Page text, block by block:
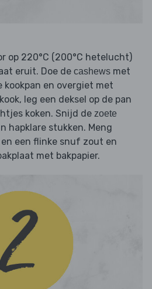
op 220°C (200°C hetelucht)
eruit. Doe de cashews met
en overgiet met
leg een deksel op de pan
koken. Snijd de zoete
hapklare stukken. Meng
een flinke snuf zout en
met bakpapier.